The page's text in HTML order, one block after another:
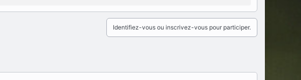
Identifiez-vous ou inscrivez-vous pour participer.